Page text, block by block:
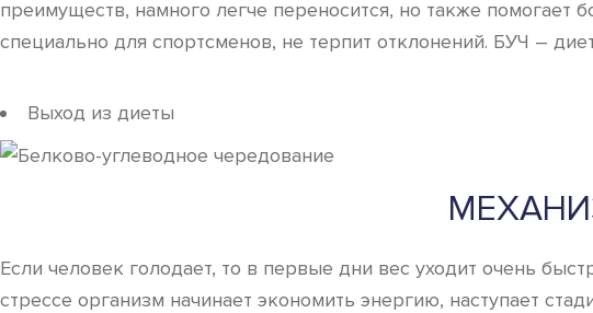
преимуществ, намного легче переносится, но также помогает
специально для спортсменов, не терпит отклонений. БУЧ –
Выход из диеты
Если человек голодает, то в первые дни вес уходит очень
стрессе организм начинает экономить энергию, наступает